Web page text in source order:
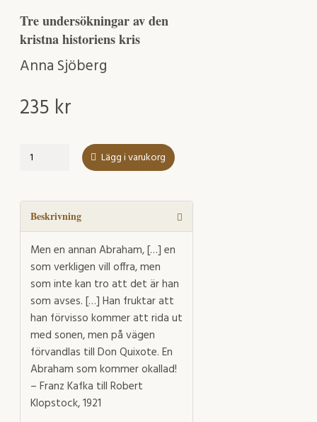
Tre undersökningar av den
kristna historiens kris
Anna Sjöberg
235 kr
mängd
Lägg i varukorg
Beskrivning
Men en annan Abraham, […] en
som verkligen vill offra, men
som inte kan tro att det är han
som avses. […] Han fruktar att
han förvisso kommer att rida ut
med sonen, men på vägen
förvandlas till Don Quixote. En
Abraham som kommer okallad!
– Franz Kafka till Robert
Klopstock, 1921